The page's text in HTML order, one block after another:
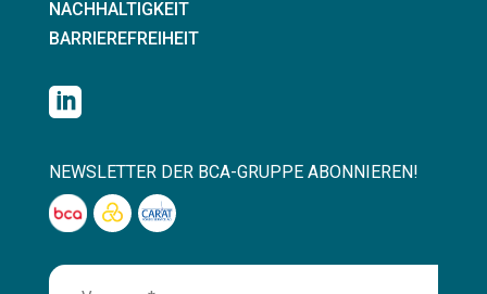
NACHHALTIGKEIT
BARRIEREFREIHEIT

NEWSLETTER DER BCA-GRUPPE ABONNIEREN!